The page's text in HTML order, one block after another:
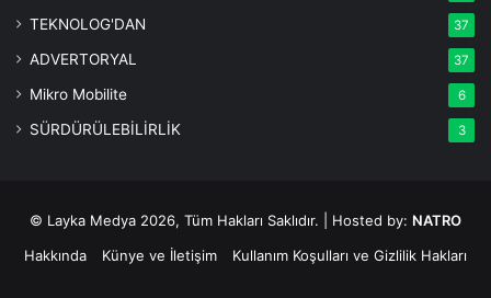
TEKNOLOG'DAN 37
ADVERTORYAL 37
Mikro Mobilite 6
SÜRDÜRÜLEBİLİRLİK 3
© Layka Medya 2026, Tüm Hakları Saklıdır. | Hosted by: NATRO
Hakkında
Künye ve İletişim Kullanım Koşulları ve Gizlilik Hakları